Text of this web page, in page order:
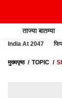
ताज्या बातम्या
India At 2047
मुख्यपृष्ठ TOPIC